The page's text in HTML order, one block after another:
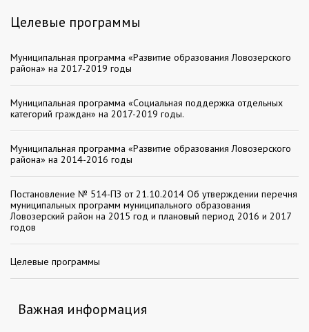
Целевые программы
Муниципальная программа «Развитие образования Ловозерского
района» на 2017-2019 годы
Муниципальная программа «Социальная поддержка отдельных
категорий граждан» на 2017-2019 годы.
Муниципальная программа «Развитие образования Ловозерского
района» на 2014-2016 годы
Постановление № 514-ПЗ от 21.10.2014 Об утверждении перечня
муниципальных программ муниципального образования
Ловозерский район на 2015 год и плановый период 2016 и 2017
годов
Целевые программы
Важная информация